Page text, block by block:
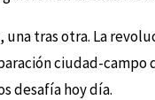
tras otra. La
ciudad-
desafía hoy día.